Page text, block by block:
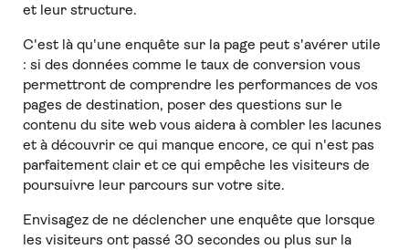
et leur structure.
C'est là qu'une enquête sur la page peut s'avérer utile
: si des données comme le taux de conversion vous
permettront de comprendre les performances de vos
pages de destination, poser des questions sur le
contenu du site web vous aidera à combler les lacunes
et à découvrir ce qui manque encore, ce qui n'est pas
parfaitement clair et ce qui empêche les visiteurs de
poursuivre leur parcours sur votre site.
Envisagez de ne déclencher une enquête que lorsque
les visiteurs ont passé 30 secondes ou plus sur la